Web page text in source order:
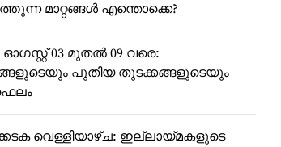
മാറ്റങ്ങൾ എന്തൊക്കെ?
ഓഗസ്റ്റ് 03 മുതൽ 09 വരെ:
പുതിയ തുടക്കങ്ങളുടെയും
വെള്ളിയാഴ്ച: ഇല്ലായ്മകളുടെ